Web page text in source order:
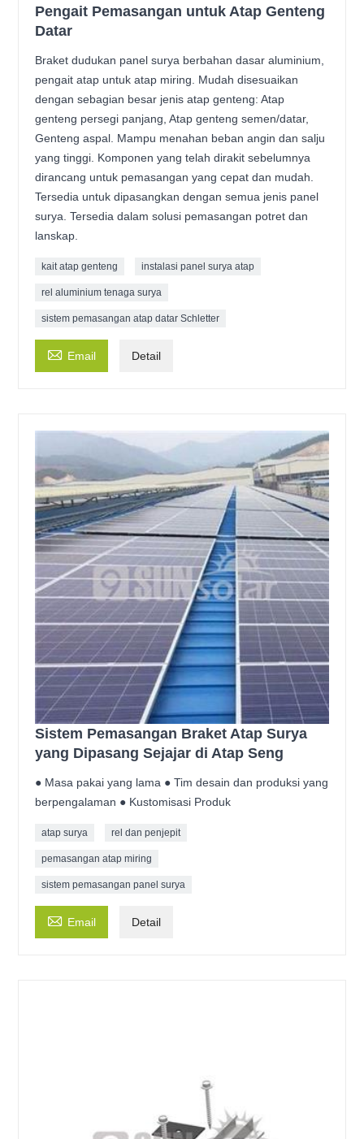
Pengait Pemasangan untuk Atap Genteng
Datar
Braket dudukan panel surya berbahan dasar aluminium,
pengait atap untuk atap miring. Mudah disesuaikan
dengan sebagian besar jenis atap genteng: Atap
genteng persegi panjang, Atap genteng semen/datar,
Genteng aspal. Mampu menahan beban angin dan salju
yang tinggi. Komponen yang telah dirakit sebelumnya
dirancang untuk pemasangan yang cepat dan mudah.
Tersedia untuk dipasangkan dengan semua jenis panel
surya. Tersedia dalam solusi pemasangan potret dan
lanskap.
kait atap genteng instalasi panel surya atap
rel aluminium tenaga surya
sistem pemasangan atap datar Schletter
 Email Detail
Sistem Pemasangan Braket Atap Surya
yang Dipasang Sejajar di Atap Seng
● Masa pakai yang lama ● Tim desain dan produksi yang
berpengalaman ● Kustomisasi Produk
atap surya rel dan penjepit
pemasangan atap miring
sistem pemasangan panel surya
 Email Detail